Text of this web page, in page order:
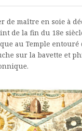
de maître en soie à
de la fin du 18e
au Temple entouré
sur la bavette et